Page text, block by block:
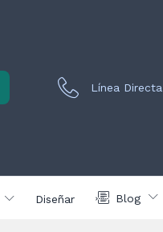
Línea Directa
Diseñar Blog